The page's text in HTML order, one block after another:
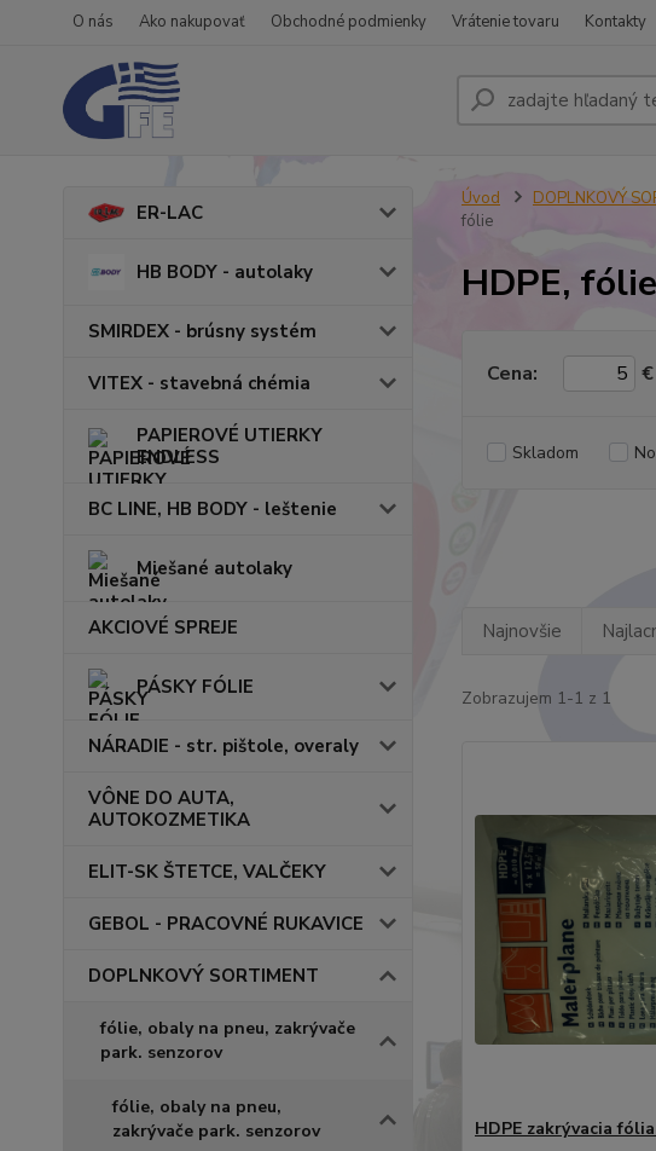
O nás Ako nakupovať Obchodné podmienky Vrátenie tovaru Kontakty
ER-LAC
HB BODY - autolaky
SMIRDEX - brúsny systém
VITEX - stavebná chémia
PAPIEROVÉ UTIERKY
ENDLESS
BC LINE, HB BODY - leštenie
Miešané autolaky
AKCIOVÉ SPREJE
PÁSKY FÓLIE
NÁRADIE - str. pištole, overaly
VÔNE DO AUTA,
AUTOKOZMETIKA
ELIT-SK ŠTETCE, VALČEKY
GEBOL - PRACOVNÉ RUKAVICE
DOPLNKOVÝ SORTIMENT
fólie, obaly na pneu, zakrývače
park. senzorov
fólie, obaly na pneu,
zakrývače park. senzorov
Úvod DOPLNKOVÝ
fólie
HDPE, fólie
Cena: €
Skladom
Najnovšie
Zobrazujem 1-1 z 1
HDPE zakrývacia